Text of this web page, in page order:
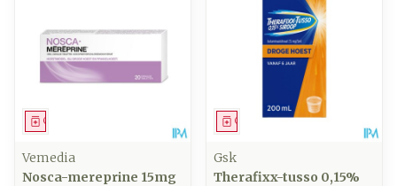
Geneesmiddel
Vemedia
Nosca-mereprine 15mg
Geneesmiddel
Gsk
Therafixx-tusso 0,15%